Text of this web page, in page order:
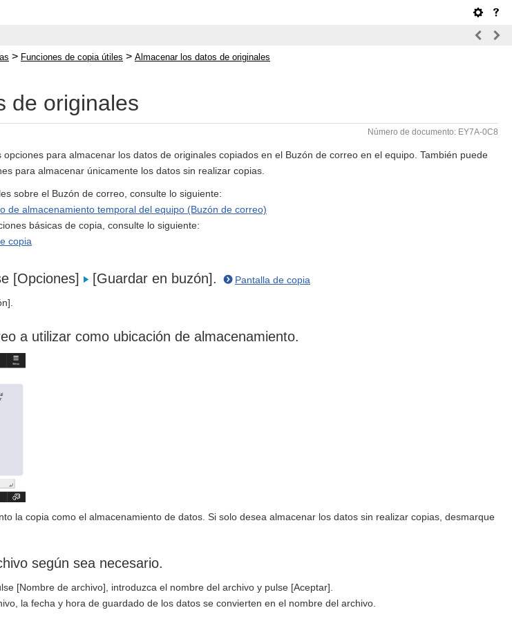
> Funciones de copia útiles > Almacenar los datos de originales
de originales
Número de documento: EY7A-0C8
opciones para almacenar los datos de originales copiados en el Buzón de correo en el equipo. También puede
para almacenar únicamente los datos sin realizar copias.
sobre el Buzón de correo, consulte lo siguiente:
de almacenamiento temporal del equipo (Buzón de correo)
básicas de copia, consulte lo siguiente:
copia
[Opciones] [Guardar en buzón]. Pantalla de copia
a utilizar como ubicación de almacenamiento.
la copia como el almacenamiento de datos. Si solo desea almacenar los datos sin realizar copias, desmarque
según sea necesario.
[Nombre de archivo], introduzca el nombre del archivo y pulse [Aceptar].
la fecha y hora de guardado de los datos se convierten en el nombre del archivo.